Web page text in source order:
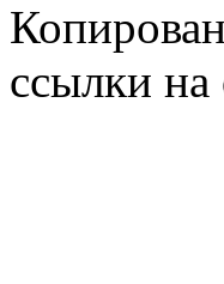
ссылки на